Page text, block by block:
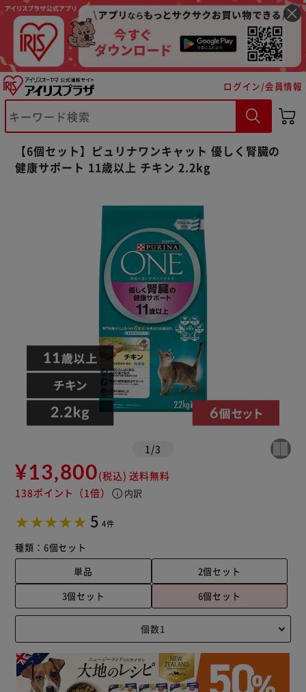
ログイン/会員情報
【6個セット】ピュリナワンキャット 優しく腎臓の
健康サポート 11歳以上 チキン 2.2kg
1 /3
¥13,800(税込) 送料無料
138ポイント （1倍） info 内訳
5 4件
種類： 6個セット
単品
2個セット
3個セット
6個セット
※ご確認ください
カートに入れる 購入手続きへ